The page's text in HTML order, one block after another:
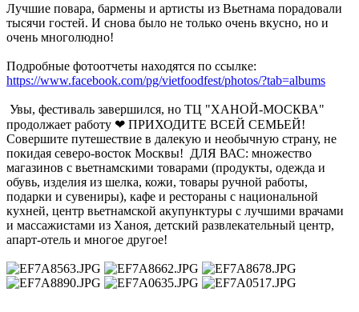
Лучшие повара, бармены и артисты из Вьетнама порадовали
тысячи гостей. И снова было не только очень вкусно, но и
очень многолюдно!
Подробные фотоотчеты находятся по ссылке:
https://www.facebook.com/pg/vietfoodfest/photos/?tab=albums
Увы, фестиваль завершился, но ТЦ "ХАНОЙ-МОСКВА"
продолжает работу ❤ ПРИХОДИТЕ ВСЕЙ СЕМЬЕЙ!
Совершите путешествие в далекую и необычную страну, не
покидая северо-восток Москвы! ДЛЯ ВАС: множество
магазинов с вьетнамскими товарами (продукты, одежда и
обувь, изделия из шелка, кожи, товары ручной работы,
подарки и сувениры), кафе и рестораны с национальной
кухней, центр вьетнамской акупунктуры с лучшими врачами
и массажистами из Ханоя, детский развлекательный центр,
апарт-отель и многое другое!